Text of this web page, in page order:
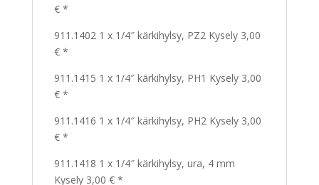
€ *
911.1402 1 x 1/4″ kärkihylsy, PZ2 Kysely 3,00
€ *
911.1415 1 x 1/4″ kärkihylsy, PH1 Kysely 3,00
€ *
911.1416 1 x 1/4″ kärkihylsy, PH2 Kysely 3,00
€ *
911.1418 1 x 1/4″ kärkihylsy, ura, 4 mm
Kysely 3,00 € *